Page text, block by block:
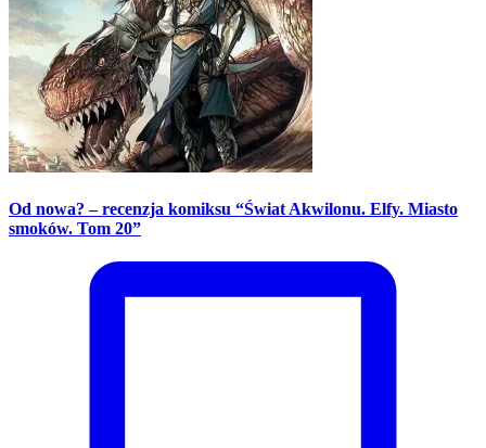
Od nowa? – recenzja komiksu “Świat Akwilonu. Elfy. Miasto
smoków. Tom 20”